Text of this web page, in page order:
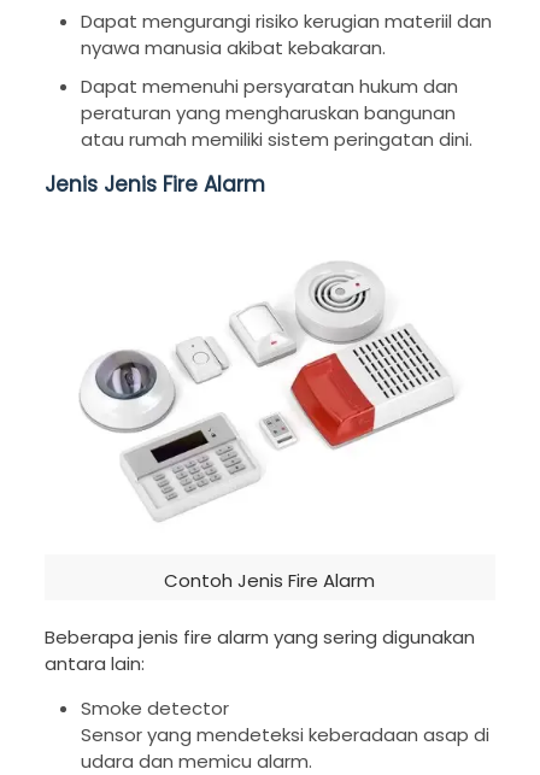
Dapat mengurangi risiko kerugian materiil dan
nyawa manusia akibat kebakaran.
Dapat memenuhi persyaratan hukum dan
peraturan yang mengharuskan bangunan
atau rumah memiliki sistem peringatan dini.
Jenis Jenis Fire Alarm
Contoh Jenis Fire Alarm
Beberapa jenis fire alarm yang sering digunakan
antara lain:
Smoke detector
Sensor yang mendeteksi keberadaan asap di
udara dan memicu alarm.